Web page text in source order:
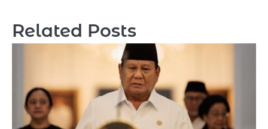
Related Posts